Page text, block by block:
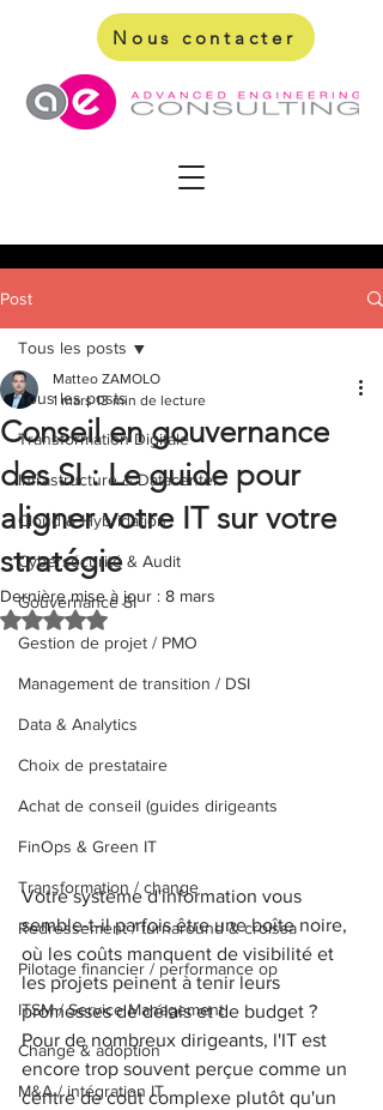
Nous contacter
Post
Tous les posts
Transformation Digitale
Infrastructure & Datacenter
Cloud & Hybridation
Cybersécurité & Audit
Gouvernance SI
Gestion de projet / PMO
Management de transition / DSI
Data & Analytics
Choix de prestataire
Achat de conseil (guides dirigeants
FinOps & Green IT
Transformation / change
Redressement / turnaround & croissa
Pilotage financier / performance op
ITSM / Service Management
Change & adoption
M&A / intégration IT
Tous les posts
Conseil en gouvernance
des SI : Le guide pour
aligner votre IT sur votre
stratégie
Matteo ZAMOLO
1 mars 13 min de lecture
Dernière mise à jour : 8 mars
Noté NaN étoiles sur 5.
Votre système d'information vous
semble-t-il parfois être une boîte noire,
où les coûts manquent de visibilité et
les projets peinent à tenir leurs
promesses de délais et de budget ?
Pour de nombreux dirigeants, l'IT est
encore trop souvent perçue comme un
centre de coût complexe plutôt qu'un